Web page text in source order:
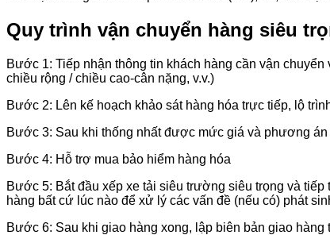
Quy trình vận chuyển hàng siêu
Bước 1: Tiếp nhận thông tin khách hàng cần vận
chiều rộng / chiều cao-cân nặng, v.v.)
Bước 2: Lên kế hoạch khảo sát hàng hóa trực tiếp, lộ
Bước 3: Sau khi thống nhất được mức giá và phương
Bước 4: Hỗ trợ mua bảo hiểm hàng hóa
Bước 5: Bắt đầu xếp xe tải siêu trường siêu trọng và
hàng bất cứ lúc nào để xử lý các vấn đề (nếu có) phát
Bước 6: Sau khi giao hàng xong, lập biên bản giao